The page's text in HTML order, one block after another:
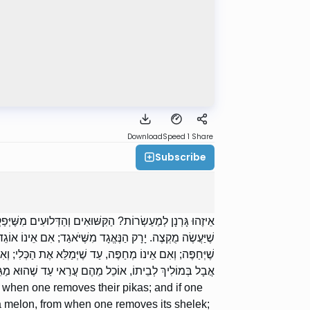
DownloadSpeed 1 Share
Subscribe
אֵיזֶהוּ גָּרְנָן לְמַעַשְׂרוֹת? הַקִּשּׁוּאִים וְהַדְּלוּעִים
שֶׁיַּעֲשֶׂה מֻקְצֶה. יָרָק הַנֶּאֱגָד מִשֶּׁיֹּאגַד; אִם אֵינוֹ
שֶׁיְּחַפֶּה; וְאִם אֵינוֹ מְחַפֶּה, עַד שֶׁיְּמַלֵּא אֶת הַכְּלִי;
אֲבָל בְּמוֹלִיךְ לְבֵיתוֹ, אוֹכֵל מֵהֶם עֲרַאי עַד שֶׁהוּא
one removes their pikas; and if one
from when one removes its shelek;